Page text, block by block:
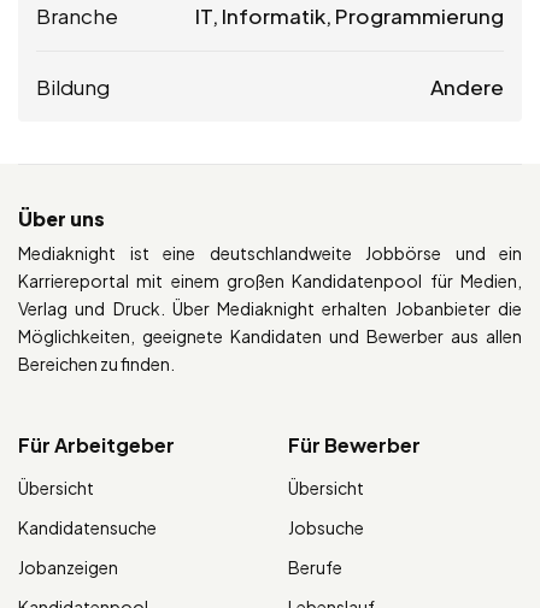
Branche IT, Informatik, Programmierung
Bildung Andere
Über uns
Mediaknight ist eine deutschlandweite Jobbörse und ein
Karriereportal mit einem großen Kandidatenpool für Medien,
Verlag und Druck. Über Mediaknight erhalten Jobanbieter die
Möglichkeiten, geeignete Kandidaten und Bewerber aus allen
Bereichen zu finden.
Für Arbeitgeber
Übersicht
Kandidatensuche
Jobanzeigen
Für Bewerber
Übersicht
Jobsuche
Berufe